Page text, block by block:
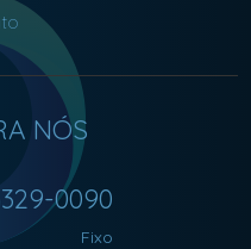
NÓS
0090
Fixo